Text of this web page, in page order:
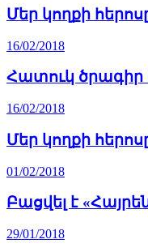
Մեր կողքի
16/02/2018
Հատուկ
16/02/2018
Մեր կողքի
01/02/2018
Բացվել է
29/01/2018